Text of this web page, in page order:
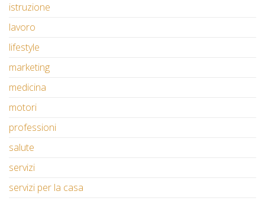
istruzione
lavoro
lifestyle
marketing
medicina
motori
professioni
salute
servizi
servizi per la casa